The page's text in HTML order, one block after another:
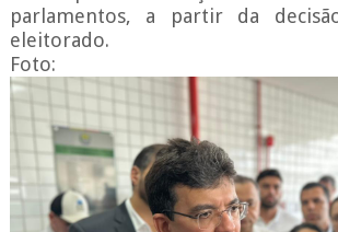
parlamentos, a partir da
eleitorado.
Foto: